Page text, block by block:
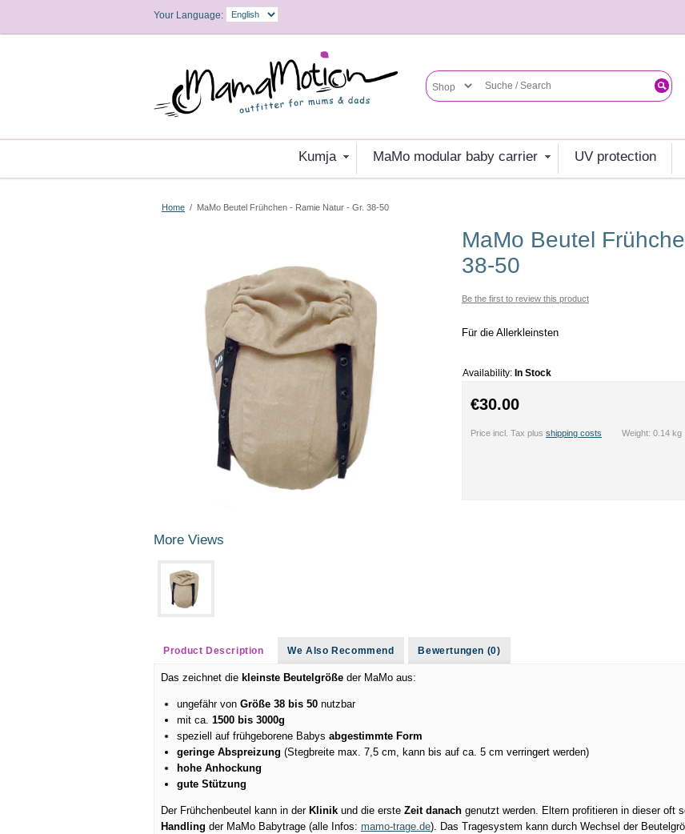
Your Language:
Kumja MaMo modular baby carrier UV protection
Home / MaMo Beutel Frühchen - Ramie Natur - Gr. 38-50
More Views
MaMo Beutel Frühchen - Ramie Natur - Gr.
38-50
Be the first to review this product
Für die Allerkleinsten
Availability: In Stock
€30.00
Price incl. Tax plus shipping costs Weight: 0.14 kg
Product Description We Also Recommend Bewertungen (0)
Das zeichnet die kleinste Beutelgröße der MaMo aus:
ungefähr von Größe 38 bis 50nutzbar
mit ca. 1500 bis 3000g
speziell auf frühgeborene Babys abgestimmte Form
geringe Abspreizung (Stegbreite max. 7,5 cm, kann bis auf ca. 5 cm verringert werden)
hohe Anhockung
gute Stützung
Der Frühchenbeutel kann in der Klinik und die erste Zeit danach genutzt werden. Eltern profitieren in dieser oft
Handling der MaMo Babytrage (alle Infos: mamo-trage.de). Das Tragesystem kann durch Wechsel der